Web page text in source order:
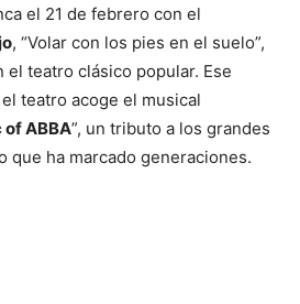
el 21 de febrero con el
, “Volar con los pies en el suelo”,
el teatro clásico popular. Ese
teatro acoge el musical
of ABBA”, un tributo a los grandes
que ha marcado generaciones.